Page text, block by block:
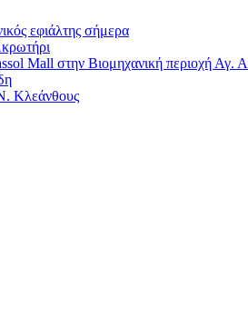
εφιάλτης σήμερα
Mall στην Βιομηχανική περιοχή Αγ.
Κλεάνθους